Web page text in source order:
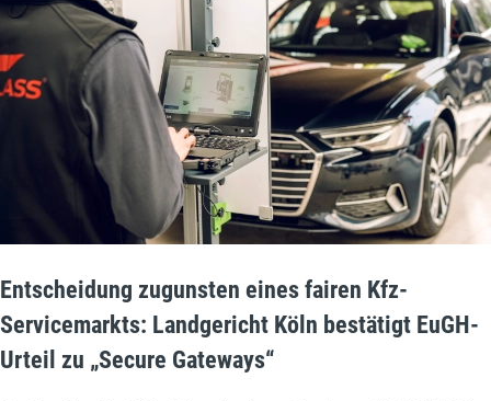
Entscheidung zugunsten eines fairen Kfz-
Servicemarkts: Landgericht Köln bestätigt EuGH-
Urteil zu „Secure Gateways“